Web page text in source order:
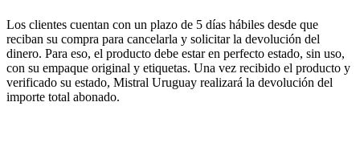
Los clientes cuentan con un plazo de 5 días hábiles desde que
reciban su compra para cancelarla y solicitar la devolución del
dinero. Para eso, el producto debe estar en perfecto estado, sin uso,
con su empaque original y etiquetas. Una vez recibido el producto y
verificado su estado, Mistral Uruguay realizará la devolución del
importe total abonado.